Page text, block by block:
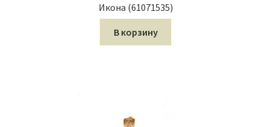
Икона (61071535)
В корзину